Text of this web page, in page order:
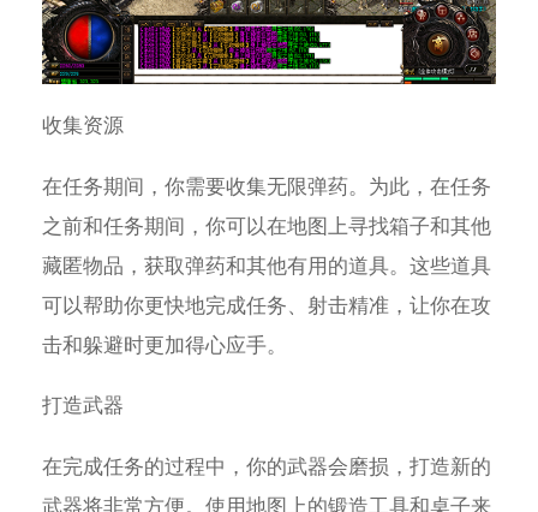
收集资源
在任务期间，你需要收集无限弹药。为此，在任务
之前和任务期间，你可以在地图上寻找箱子和其他
藏匿物品，获取弹药和其他有用的道具。这些道具
可以帮助你更快地完成任务、射击精准，让你在攻
击和躲避时更加得心应手。
打造武器
在完成任务的过程中，你的武器会磨损，打造新的
武器将非常方便。使用地图上的锻造工具和桌子来